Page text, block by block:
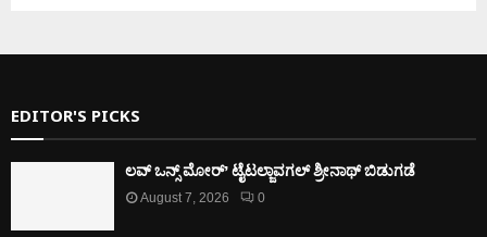
EDITOR'S PICKS
ಲವ್ ಒನ್ಸ್ ಮೋರ್’ ಟೈಟಲ್ಜಾವಗಲ್ ಶ್ರೀನಾಥ್ ಬಿಡುಗಡೆ
August 7, 2026 0